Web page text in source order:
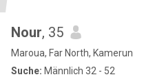
Nour, 35
Maroua, Far North, Kamerun
Suche: Männlich 32 - 52